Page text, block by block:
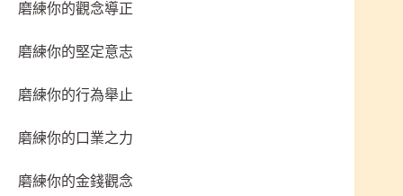
磨練你的觀念導正
磨練你的堅定意志
磨練你的行為舉止
磨練你的口業之力
磨練你的金錢觀念